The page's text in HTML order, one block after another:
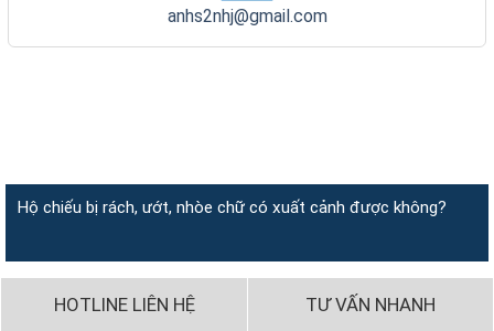
anhs2nhj@gmail.com
Hộ chiếu bị rách, ướt, nhòe chữ có xuất cảnh được không?
HOTLINE LIÊN HỆ TƯ VẤN NHANH